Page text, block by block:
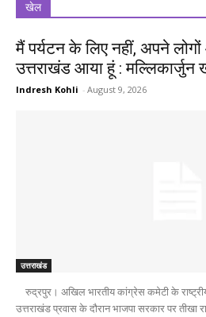
खेल
मैं पर्यटन के लिए नहीं, अपने
उत्तराखंड आया हूं : मल्लिकार्जुन
Indresh Kohli - August 9, 2026
उत्तराखंड
रुद्रपुर। अखिल भारतीय कांग्रेस कमेटी के
उत्तराखंड प्रवास के दौरान भाजपा सरकार पर तीखा